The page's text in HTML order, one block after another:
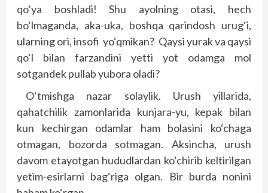
qo‘ya boshladi! Shu ayolning otasi, hech
bo‘lmaganda, aka-uka, boshqa qarindosh urug‘i,
ularning ori, insofi yo‘qmikan? Qaysi yurak va qaysi
qo‘l bilan farzandini yetti yot odamga mol
sotgandek pullab yubora oladi?
O‘tmishga nazar solaylik. Urush yillarida,
qahatchilik zamonlarida kunjara-yu, kepak bilan
kun kechirgan odamlar ham bolasini ko‘chaga
otmagan, bozorda sotmagan. Aksincha, urush
davom etayotgan hududlardan ko‘chirib keltirilgan
yetim-esirlarni bag‘riga olgan. Bir burda nonini